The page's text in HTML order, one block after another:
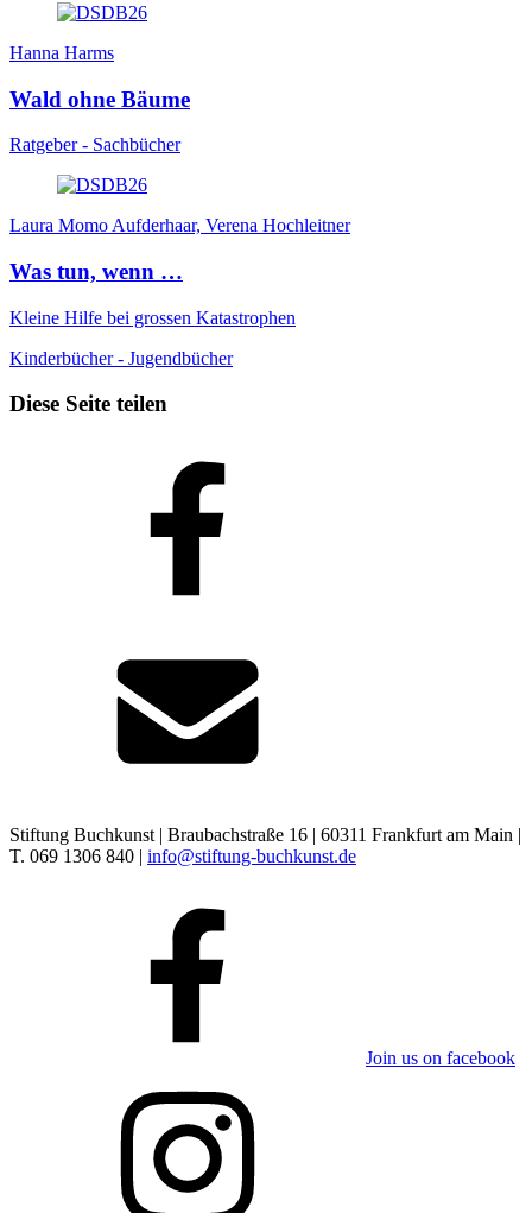
Hanna Harms
Wald ohne Bäume
Ratgeber - Sachbücher
Laura Momo Aufderhaar, Verena Hochleitner
Was tun, wenn …
Kleine Hilfe bei grossen Katastrophen
Kinderbücher - Jugendbücher
Diese Seite teilen
Stiftung Buchkunst | Braubachstraße 16 | 60311 Frankfurt am Main |
T. 069 1306 840 | info@stiftung-buchkunst.de
Join us on facebook